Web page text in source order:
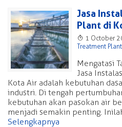
Jasa
Plant di
T 1 October
Treatment Plant
Mengatasi
Jasa
Kota Air adalah kebutuhan
industri. Di tengah
kebutuhan akan pasokan air
menjadi semakin penting.
Selengkapnya